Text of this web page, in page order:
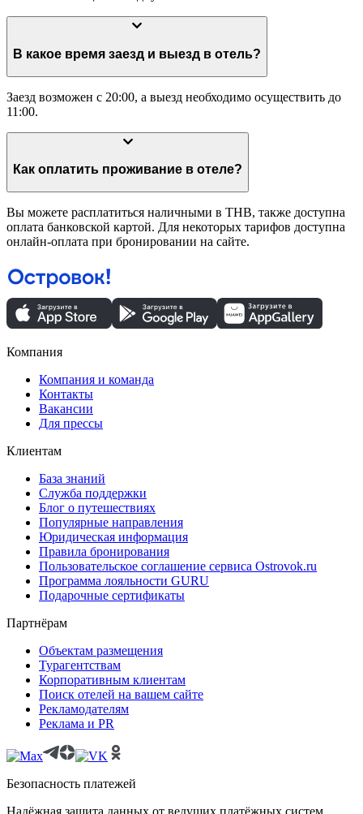
В какое время заезд и выезд в отель?
Заезд возможен с 20:00, а выезд необходимо осуществить до
11:00.
Как оплатить проживание в отеле?
Вы можете расплатиться наличными в THB, также доступна
оплата банковской картой. Для некоторых тарифов доступна
онлайн-оплата при бронировании на сайте.
Компания
Компания и команда
Контакты
Вакансии
Для прессы
Клиентам
База знаний
Служба поддержки
Блог о путешествиях
Популярные направления
Юридическая информация
Правила бронирования
Пользовательское соглашение сервиса Ostrovok.ru
Программа лояльности GURU
Подарочные сертификаты
Партнёрам
Объектам размещения
Турагентствам
Корпоративным клиентам
Поиск отелей на вашем сайте
Рекламодателям
Реклама и PR
Безопасность платежей